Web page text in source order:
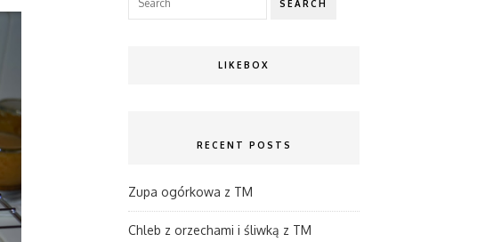
SEARCH
LIKEBOX
RECENT POSTS
Zupa ogórkowa z TM
Chleb z orzechami i śliwką z TM